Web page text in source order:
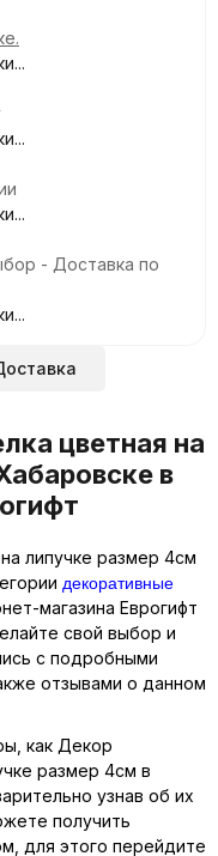
- Доставка по
цветная на
в
липучке размер 4см
декоративные
магазина Еврогифт
свой выбор и
с подробными
отзывами о данном
как Декор
размер 4см в
узнав об их
получить
для этого перейдите